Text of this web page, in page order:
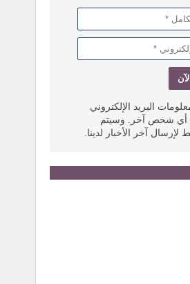
البريد الإلكتروني
أي شخص آخر. وسيتم
لإرسال آخر الأخبار لدينا.